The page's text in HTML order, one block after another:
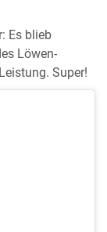
Es blieb
Löwen-
Super!